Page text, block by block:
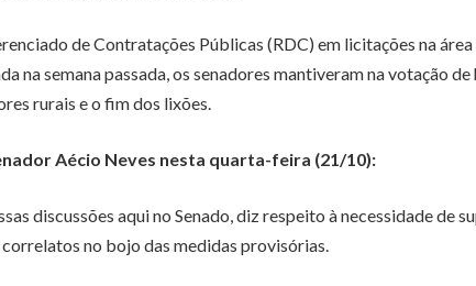
de Contratações Públicas (RDC) em licitações na área
semana passada, os senadores mantiveram na votação
rurais e o fim dos lixões.
Aécio Neves nesta quarta-feira (21/10):
discussões aqui no Senado, diz respeito à necessidade de
no bojo das medidas provisórias.